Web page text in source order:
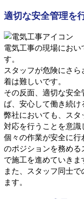
適切な安全管理を
電気工事の現場にお
す。
スタッフが危険にさ
着は難しいです。
その反面、適切な安
ば、安心して働き続け
弊社においても、ス
対応を行うことを意識
個々の作業が安全に
のポジションを務め
で施工を進めていきま
また、スタッフ同士
ます。